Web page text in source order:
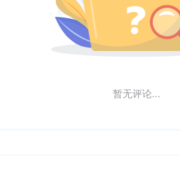
暂无评论...